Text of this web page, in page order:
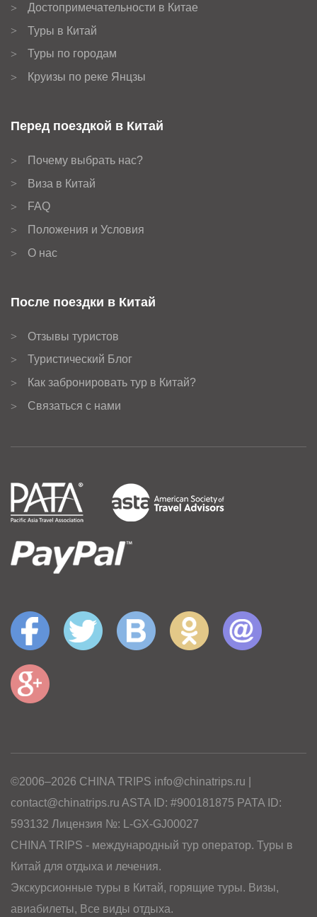
>
Достопримечательности в Китае
>
Туры в Китай
>
Туры по городам
>
Круизы по реке Янцзы
Перед поездкой в Китай
>
Почему выбрать нас?
>
Виза в Китай
>
FAQ
>
Положения и Условия
>
О нас
После поездки в Китай
>
Отзывы туристов
>
Туристический Блог
>
Как забронировать тур в Китай?
>
Связаться с нами
©2006–2026 CHINA TRIPS info@chinatrips.ru |
contact@chinatrips.ru ASTA ID: #900181875 PATA ID:
593132 Лицензия №: L-GX-GJ00027
CHINA TRIPS - международный тур оператор. Туры в
Китай для отдыха и лечения.
Экскурсионные туры в Китай, горящие туры. Визы,
авиабилеты, Все виды отдыха.